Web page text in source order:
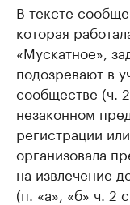
В тексте
которая
«Мускатное»,
подозревают в
сообществе (ч.
незаконном
регистрации
организовала
на извлечение
(п. «а», «б» ч. 2